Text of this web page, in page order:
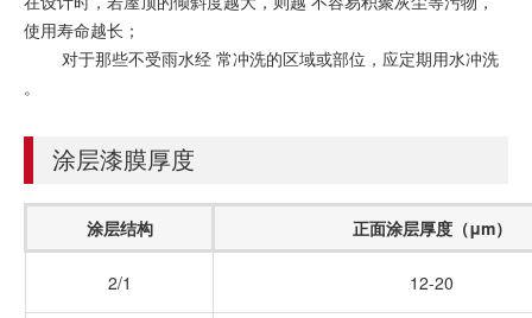
使用寿命越长；
对于那些不受雨水经 常冲洗的区域或部位，应定期用水冲洗
。
涂层漆膜厚度
涂层结构 正面涂层厚度（μm）
2/1 12-20